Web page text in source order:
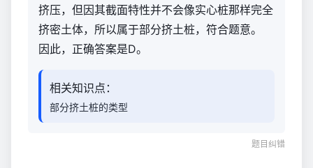
挤压，但因其截面特性并不会像实心桩那样完全
挤密土体，所以属于部分挤土桩，符合题意。
因此，正确答案是D。
相关知识点：
部分挤土桩的类型
题目纠错